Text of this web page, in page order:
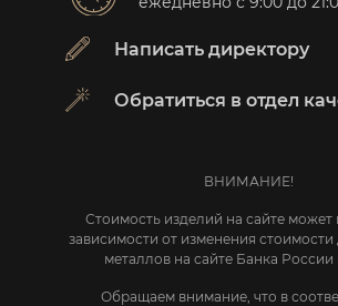
Написать директору
Обратиться в отдел
ВНИМАНИЕ!
Стоимость изделий на сайте может
зависимости от изменения
металлов на сайте Банка
Обращаем внимание, что в